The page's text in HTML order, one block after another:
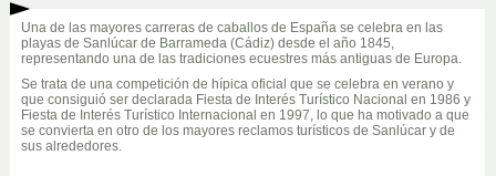
Una de las mayores carreras de caballos de España se celebra en las
playas de Sanlúcar de Barrameda (Cádiz) desde el año 1845,
representando una de las tradiciones ecuestres más antiguas de Europa.
Se trata de una competición de hípica oficial que se celebra en verano y
que consiguió ser declarada Fiesta de Interés Turístico Nacional en 1986 y
Fiesta de Interés Turístico Internacional en 1997, lo que ha motivado a que
se convierta en otro de los mayores reclamos turísticos de Sanlúcar y de
sus alrededores.